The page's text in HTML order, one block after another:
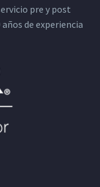
pre y post
de experiencia